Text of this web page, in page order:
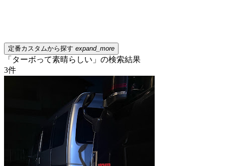
定番カスタムから探す expand_more
「ターボって素晴らしい」の検索結果
3件